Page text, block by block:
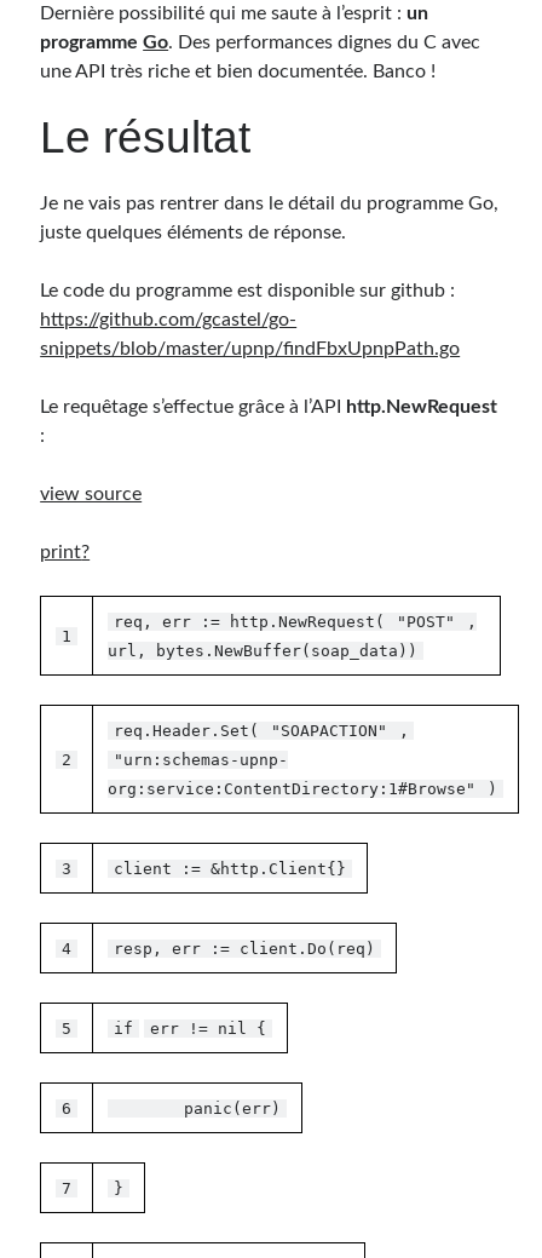
Dernière possibilité qui me saute à l’esprit :un
programmeGo. Des performances dignes du C avec
une API très riche et bien documentée. Banco !
Le résultat
Je ne vais pas rentrer dans le détail du programme Go,
juste quelques éléments de réponse.
Le code du programme est disponible sur github :
https://github.com/gcastel/go-
snippets/blob/master/upnp/findFbxUpnpPath.go
Le requêtage s’effectue grâce à l’API
http.NewRequest
:
view source
print?
1
req, err := http.NewRequest( "POST"
,
url, bytes.NewBuffer(soap_data))
2
req.Header.Set( "SOAPACTION"
,
"urn:schemas-upnp-
org:service:ContentDirectory:1#Browse"
)
3 client := &http.Client{}
4 resp, err := client.Do(req)
5 if err != nil {
6 panic(err)
7 }